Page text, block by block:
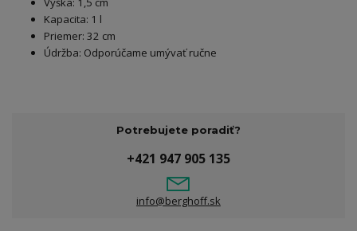
Kapacita: 1 l
Priemer: 32 cm
Údržba: Odporúčame umývať ručne
Potrebujete poradiť?
+421 947 905 135
info@berghoff.sk